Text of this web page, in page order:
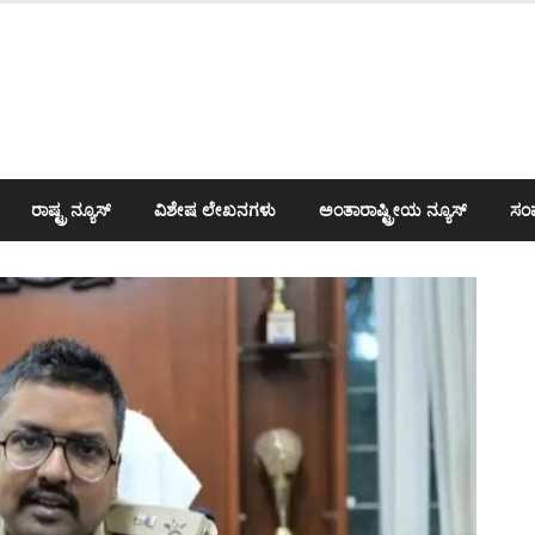
ರಾಷ್ಟ್ರ ನ್ಯೂಸ್ ವಿಶೇಷ ಲೇಖನಗಳು ಅಂತಾರಾಷ್ಟ್ರೀಯ ನ್ಯೂಸ್